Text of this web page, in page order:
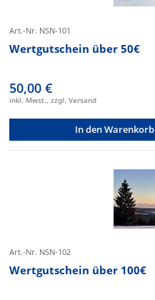
Art.-Nr. NSN-101
Wertgutschein über 50€
50,00 €
inkl. Mwst., zzgl. Versand
In den Warenkorb
Art.-Nr. NSN-102
Wertgutschein über 100€